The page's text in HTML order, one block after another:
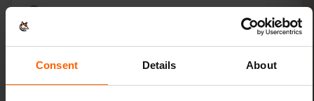
Consent Details About
Xiaomi 14T
Xiaomi 14T Pro
Xiaomi 15